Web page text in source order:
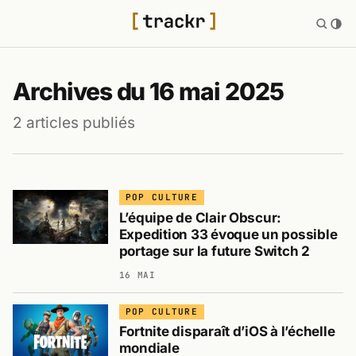
Archives du 16 mai 2025
2 articles publiés
POP CULTURE
L’équipe de Clair Obscur:
Expedition 33 évoque un possible
portage sur la future Switch 2
16 MAI
POP CULTURE
Fortnite disparaît d’iOS à l’échelle
mondiale